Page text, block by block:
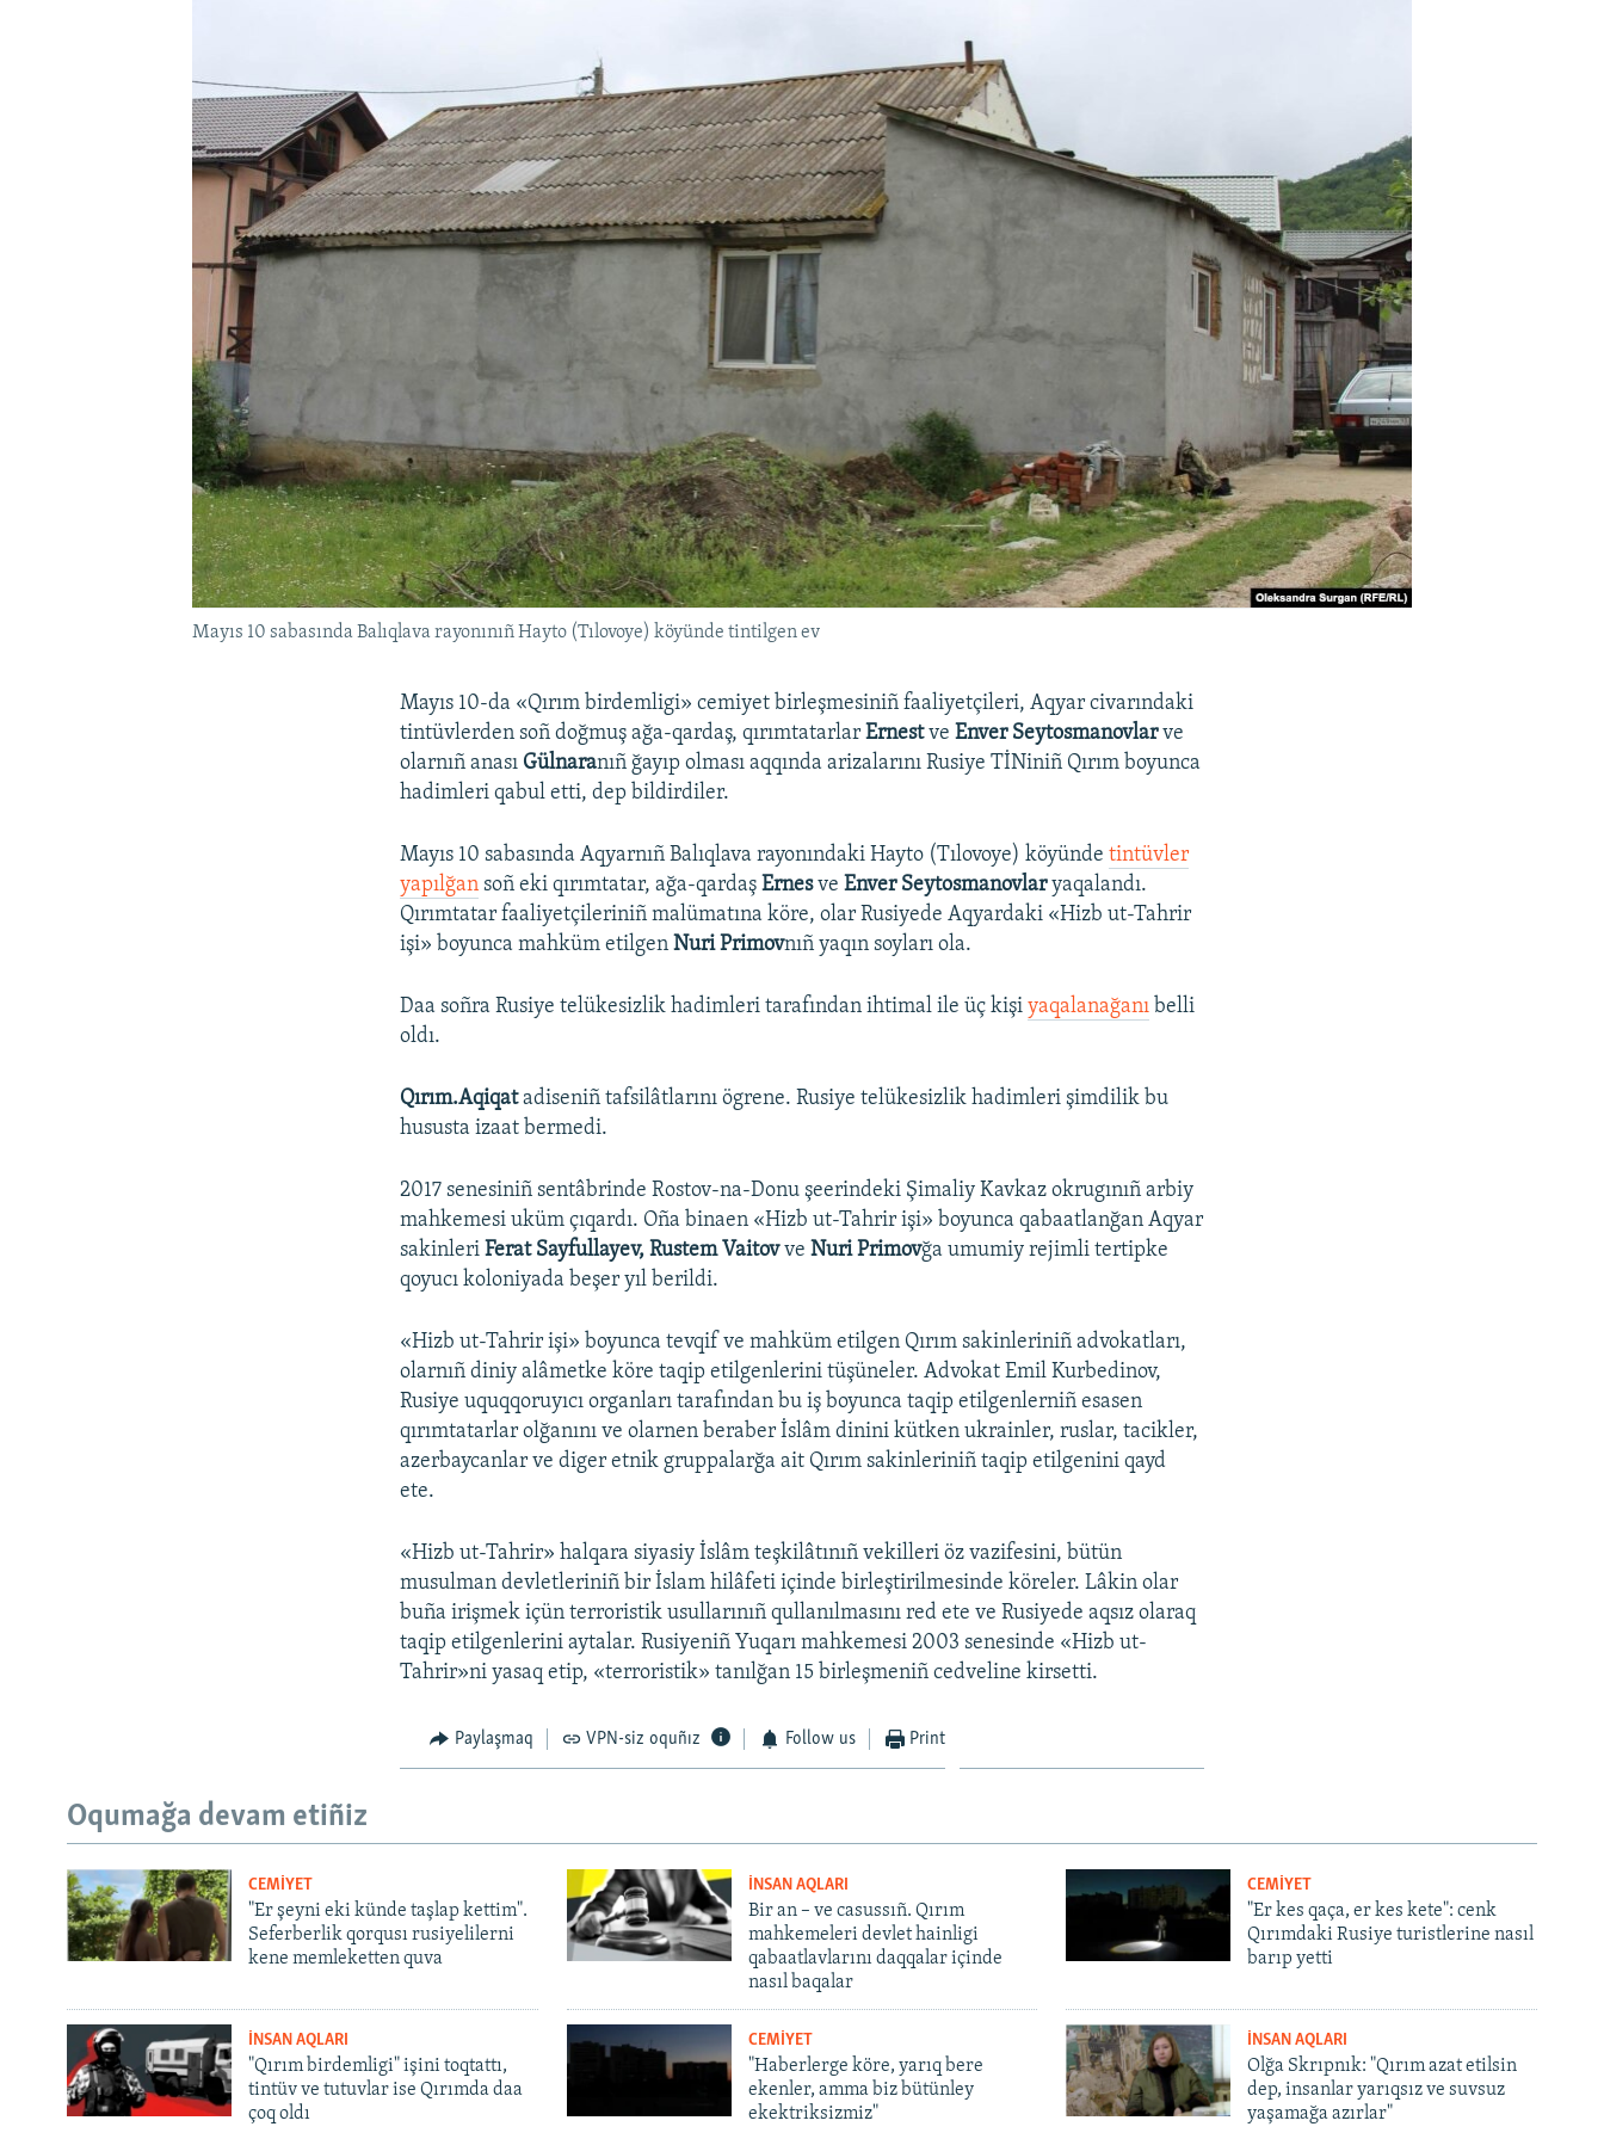
Mayıs 10 sabasında Balıqlava rayonınıñ Hayto (Tılovoye) köyünde tintilgen ev
Mayıs 10-da «Qırım birdemligi» cemiyet birleşmesiniñ faaliyetçileri, Aqyar civarındaki
tintüvlerden soñ doğmuş ağa-qardaş, qırımtatarlarErnestveEnver Seytosmanovlarve
olarnıñ anası Gülnaranıñ ğayıp olması aqqında arizalarını Rusiye TİNiniñ Qırım boyunca
hadimleri qabul etti, dep bildirdiler.​
Mayıs 10 sabasında Aqyarnıñ Balıqlava rayonındaki Hayto (Tılovoye) köyündetintüvler
yapılğan soñ eki qırımtatar, ağa-qardaşErnesveEnver Seytosmanovlaryaqalandı.
Qırımtatar faaliyetçileriniñ malümatına köre, olar Rusiyede Aqyardaki «Hizb ut-Tahrir
işi» boyunca mahküm etilgenNuri Primovnıñ yaqın soyları ola.
Daa soñra Rusiye telükesizlik hadimleri tarafından ihtimal ile üç kişiyaqalanağanı belli
oldı.
Qırım.Aqiqatadiseniñ tafsilâtlarını ögrene. Rusiye telükesizlik hadimleri şimdilik bu
hususta izaat bermedi.
2017 senesiniñ sentâbrinde Rostov-na-Donu şeerindeki Şimaliy Kavkaz okrugınıñ arbiy
mahkemesi uküm çıqardı. Oña binaen «Hizb ut-Tahrir işi» boyunca qabaatlanğan Aqyar
sakinleriFerat Sayfullayev, Rustem VaitovveNuri Primovğa umumiy rejimli tertipke
qoyucı koloniyada beşer yıl berildi.
«Hizb ut-Tahrir işi» boyunca tevqif ve mahküm etilgen Qırım sakinleriniñ advokatları,
olarnıñ diniy alâmetke köre taqip etilgenlerini tüşüneler. Advokat Emil Kurbedinov,
Rusiye uquqqoruyıcı organları tarafından bu iş boyunca taqip etilgenlerniñ esasen
qırımtatarlar olğanını ve olarnen beraber İslâm dinini kütken ukrainler, ruslar, tacikler,
azerbaycanlar ve diger etnik gruppalarğa ait Qırım sakinleriniñ taqip etilgenini qayd
ete.
«Hizb ut-Tahrir» halqara siyasiy İslâm teşkilâtınıñ vekilleri öz vazifesini, bütün
musulman devletleriniñ bir İslam hilâfeti içinde birleştirilmesinde köreler. Lâkin olar
buña irişmek içün terroristik usullarınıñ qullanılmasını red ete ve Rusiyede aqsız olaraq
taqip etilgenlerini aytalar. Rusiyeniñ Yuqarı mahkemesi 2003 senesinde «Hizb ut-
Tahrir»ni yasaq etip, «terroristik» tanılğan 15 birleşmeniñ cedveline kirsetti.
Paylaşmaq VPN-siz oquñız Follow us Print
Oqumağa devam etiñiz
CEMİYET
"Er şeyni eki künde taşlap kettim".
Seferberlik qorqusı rusiyelilerni
kene memleketten quva
İNSAN AQLARI
Bir an – ve casussıñ. Qırım
mahkemeleri devlet hainligi
qabaatlavlarını daqqalar içinde
nasıl baqalar
CEMİYET
"Er kes qaça, er kes kete": cenk
Qırımdaki Rusiye turistlerine nasıl
barıp yetti
İNSAN AQLARI
"Qırım birdemligi" işini toqtattı,
tintüv ve tutuvlar ise Qırımda daa
çoq oldı
CEMİYET
"Haberlerge köre, yarıq bere
ekenler, amma biz bütünley
ekektriksizmiz"
İNSAN AQLARI
Olğa Skrıpnık: "Qırım azat etilsin
dep, insanlar yarıqsız ve suvsuz
yaşamağa azırlar"